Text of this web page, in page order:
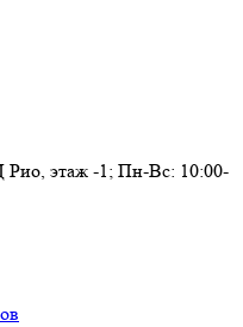
этаж -1; Пн-Вс: 10:00-